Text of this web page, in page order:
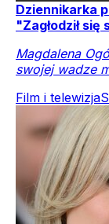
Dziennikarka
"Zagłodził
Magdalena
swojej wadze
Film i telewizja